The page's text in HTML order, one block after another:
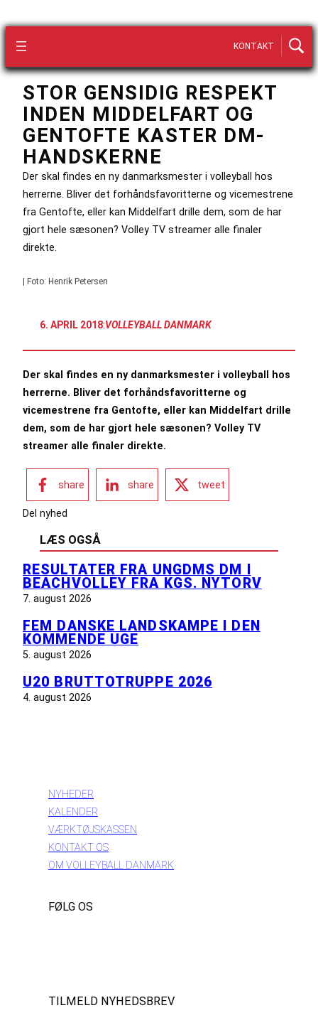
KONTAKT
STOR GENSIDIG RESPEKT
INDEN MIDDELFART OG
GENTOFTE KASTER DM-
HANDSKERNE
Der skal findes en ny danmarksmester i volleyball hos
herrerne. Bliver det forhåndsfavoritterne og vicemestrene
fra Gentofte, eller kan Middelfart drille dem, som de har
gjort hele sæsonen? Volley TV streamer alle finaler
direkte.
| Foto: Henrik Petersen
6. APRIL 2018:VOLLEYBALL DANMARK
Der skal findes en ny danmarksmester i volleyball hos
herrerne. Bliver det forhåndsfavoritterne og
vicemestrene fra Gentofte, eller kan Middelfart drille
dem, som de har gjort hele sæsonen? Volley TV
streamer alle finaler direkte.
share share tweet
Del nyhed
LÆS OGSÅ
RESULTATER FRA UNGDMS DM I
BEACHVOLLEY FRA KGS. NYTORV
7. august 2026
FEM DANSKE LANDSKAMPE I DEN
KOMMENDE UGE
5. august 2026
U20 BRUTTOTRUPPE 2026
4. august 2026
NYHEDER
KALENDER
VÆRKTØJSKASSEN
KONTAKT OS
OM VOLLEYBALL DANMARK
FØLG OS
TILMELD NYHEDSBREV